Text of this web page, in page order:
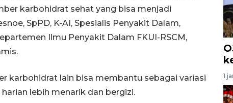
karbohidrat sehat yang bisa menjadi
SpPD, K-AI, Spesialis Penyakit Dalam,
Ilmu Penyakit Dalam FKUI-RSCM,
karbohidrat lain bisa membantu sebagai variasi
lebih menarik dan bergizi.
1